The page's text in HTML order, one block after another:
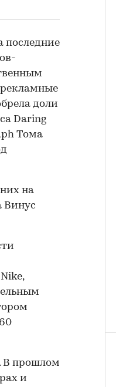
последние
рекламные
доли
Daring
Тома
на
Винус
В прошлом
и